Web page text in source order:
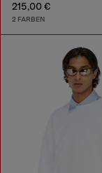
215,00 €
2 FARBEN